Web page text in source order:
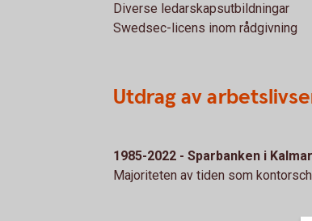
Diverse ledarskapsutbildningar
Swedsec-licens inom rådgivning
Utdrag av
1985-2022 - Sparbanken i
Majoriteten av tiden som